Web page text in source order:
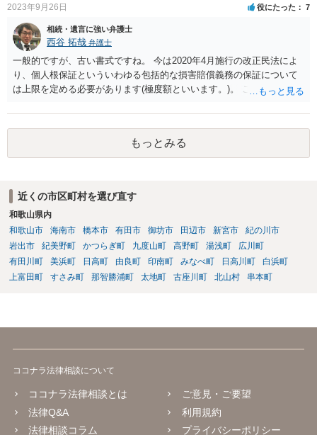
れば、当該弁護士との委任関係を修了した上で、貴方のほうで書面提
出することを検討なさった方がよいでしょう。
2023年9月26日 役にたった 7
相続・遺言に強い弁護士
西谷 拓哉 弁護士
一般的ですが、古い書式ですね。 今は2020年4月施行の改正民法によ
り、個人根保証といういわゆる包括的な損害賠償義務の保証について
は上限を定める必要があります(極度額といいます。)。 この書式にサ
り、会社側は請求できない可能性が高そうです。
もっとみる
近くの市区町村を選び直す
和歌山県内
和歌山市
海南市 橋本市 有田市 御坊市 田辺市 新宮市
紀の川市
岩出市
紀美野町 かつらぎ町 九度山町 高野町 湯浅町
広川町
有田川町
美浜町 日高町 由良町 印南町 みなべ町 日高川町
白浜町
上富田町
すさみ町 那智勝浦町 太地町 古座川町 北山村 串本町
ココナラ法律相談について
ココナラ法律相談とは
法律Q&A
法律相談コラム
ご意見・ご要望
利用規約
プライバシーポリシー